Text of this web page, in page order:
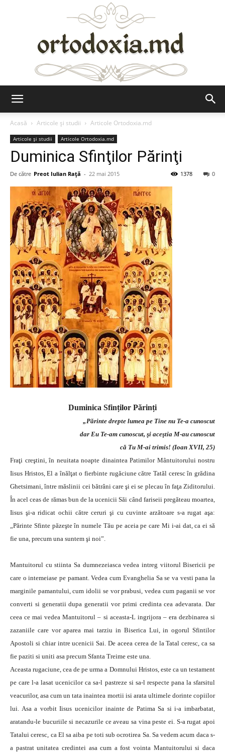
Acasă
Articole şi studii Articole Ortodoxia.md
Articole şi studii Articole Ortodoxia.md
Duminica Sfinţilor Părinţi
De către Preot Iulian Raţă - 22 mai 2015 0
1378
Duminica Sfinților Părinți
„Părinte drepte lumea pe Tine nu Te-a cunoscut
dar Eu Te-am cunoscut, şi aceştia M-au cunoscut
că Tu M-ai trimis! (Ioan XVII, 25)
Fraţi creştini, în neuitata noapte dinaintea Patimilor Mântuitorului nostru
Iisus Hristos, El a înălţat o fierbinte rugăciune către Tatăl ceresc în grădina
Ghetsimani, între măslinii cei bătrâni care şi ei se plecau în faţa Ziditorului.
În acel ceas de rămas bun de la ucenicii Săi când fariseii pregăteau moartea,
Iisus şi-a ridicat ochii către ceruri şi cu cuvinte arzătoare s-a rugat aşa:
„Părinte Sfinte păzeşte în numele Tău pe aceia pe care Mi i-ai dat, ca ei să
fie una, precum una suntem şi noi”.
Mantuitorul cu stiinta Sa dumnezeiasca vedea intreg viitorul Bisericii pe
care o intemeiase pe pamant. Vedea cum Evanghelia Sa se va vesti pana la
marginile pamantului, cum idolii se vor prabusi, vedea cum paganii se vor
converti si generatii dupa generatii vor primi credinta cea adevarata. Dar
ceea ce mai vedea Mantuitorul – si aceasta-L ingrijora – era dezbinarea si
zazaniile care vor aparea mai tarziu in Biserica Lui, in ogorul Sfintilor
Apostoli si chiar intre ucenicii Sai. De aceea cerea de la Tatal ceresc, ca sa
fie paziti si uniti asa precum Sfanta Treime este una.
Aceasta rugaciune, cea de pe urma a Domnului Hristos, este ca un testament
pe care l-a lasat ucenicilor ca sa-l pastreze si sa-l respecte pana la sfarsitul
veacurilor, asa cum un tata inaintea mortii isi arata ultimele dorinte copiilor
lui. Asa a vorbit Iisus ucenicilor inainte de Patima Sa si i-a imbarbatat,
aratandu-le bucuriile si necazurile ce aveau sa vina peste ei. S-a rugat apoi
Tatalui ceresc, ca El sa aiba pe toti sub ocrotirea Sa. Sa vedem acum daca s-
a pastrat unitatea credintei asa cum a fost vointa Mantuitorului si daca